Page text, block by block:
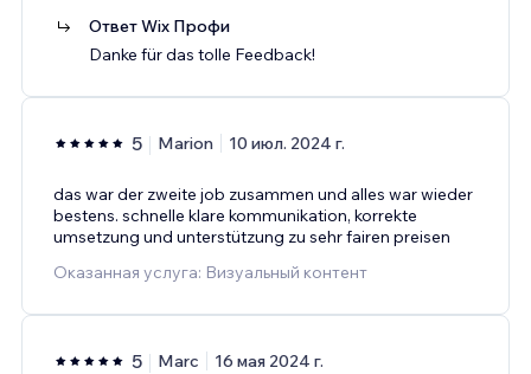
Ответ Wix Профи
Danke für das tolle Feedback!
5 Marion 10 июл. 2024 г.
das war der zweite job zusammen und alles war wieder
bestens. schnelle klare kommunikation, korrekte
umsetzung und unterstützung zu sehr fairen preisen
Оказанная услуга: Визуальный контент
5 Marc 16 мая 2024 г.